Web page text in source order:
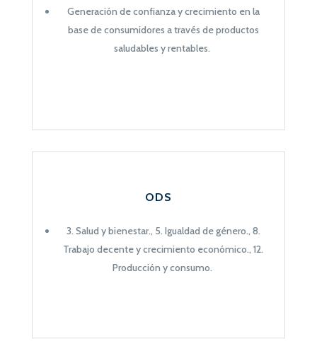
Generación de confianza y crecimiento en la
base de consumidores a través de productos
saludables y rentables.
ODS
3. Salud y bienestar., 5. Igualdad de género., 8.
Trabajo decente y crecimiento económico., 12.
Producción y consumo.